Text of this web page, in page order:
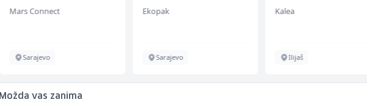
Mars Connect
Sarajevo
Ekopak
Sarajevo
Kalea
Ilijaš
Možda vas zanima